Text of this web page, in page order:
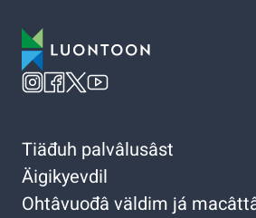
Tiäđuh palvâlusâst
Äigikyevdil
Ohtâvuođâ väldim já